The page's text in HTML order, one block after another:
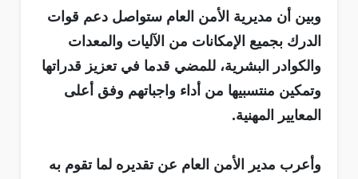
وبين أن مديرية الأمن العام ستواصل دعم قوات
الدرك بجميع الإمكانات من الآليات والمعدات
والكوادر البشرية، للمضي قدما في تعزيز قدراتها
وتمكين منتسبيها من أداء واجباتهم وفق أعلى
المعايير المهنية.
وأعرب مدير الأمن العام عن تقديره لما تقوم به